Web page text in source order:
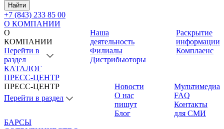
Найти
+7 (843) 233 85 00
О КОМПАНИИ
О
КОМПАНИИ
Перейти в
раздел
Наша
деятельность
Филиалы
Дистрибьюторы
Раскрытие
информации
Комплаенс
КАТАЛОГ
ПРЕСС-ЦЕНТР
ПРЕСС-ЦЕНТР
Перейти в раздел
Новости
О нас
пишут
Блог
Мультимедиа
FAQ
Контакты
для СМИ
БАРСЫ